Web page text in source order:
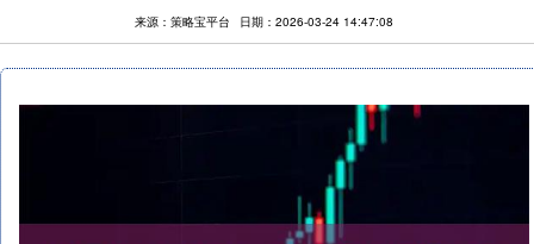
来源：策略宝平台 日期：2026-03-24 14:47:08